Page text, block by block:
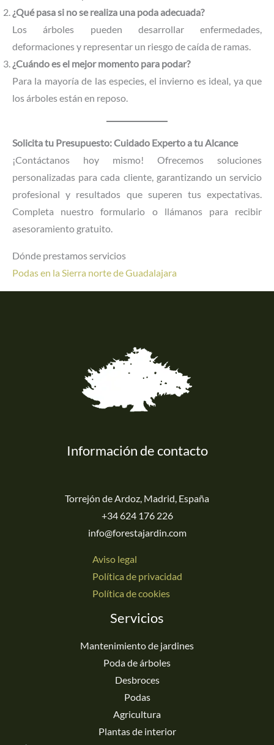
¿Qué pasa si no se realiza una poda adecuada?
Los árboles pueden desarrollar enfermedades,
deformaciones y representar un riesgo de caída de ramas.
¿Cuándo es el mejor momento para podar?
Para la mayoría de las especies, el invierno es ideal, ya que
los árboles están en reposo.
Solicita tu Presupuesto: Cuidado Experto a tu Alcance
¡Contáctanos hoy mismo! Ofrecemos soluciones
personalizadas para cada cliente, garantizando un servicio
profesional y resultados que superen tus expectativas.
Completa nuestro formulario o llámanos para recibir
asesoramiento gratuito.
Dónde prestamos servicios
Podas en la Sierra norte de Guadalajara
Información de contacto
Torrejón de Ardoz, Madrid, España
+34 624 176 226
info@forestajardin.com
Aviso legal
Política de privacidad
Política de cookies
Servicios
Mantenimiento de jardines
Poda de árboles
Desbroces
Podas
Agricultura
Plantas de interior